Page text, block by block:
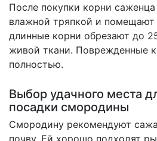
После покупки корни
влажной тряпкой и
длинные корни обрезают до
живой ткани. Поврежденные
полностью.
Выбор удачного места
посадки смородины
Смородину рекомендуют
почву. Ей хорошо подходят